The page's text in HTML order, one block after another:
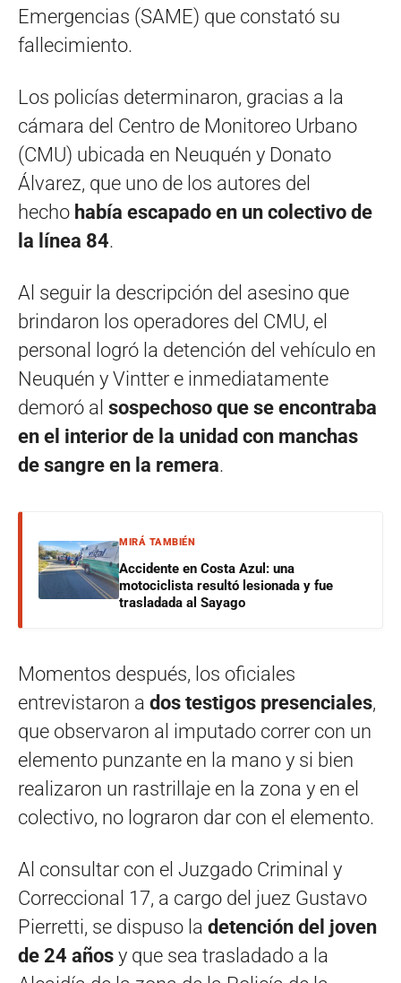
Emergencias (SAME) que constató su
fallecimiento.
Los policías determinaron, gracias a la
cámara del Centro de Monitoreo Urbano
(CMU) ubicada en Neuquén y Donato
Álvarez, que uno de los autores del
hecho había escapado en un colectivo de
la línea 84.
Al seguir la descripción del asesino que
brindaron los operadores del CMU, el
personal logró la detención del vehículo en
Neuquén y Vintter e inmediatamente
demoró al sospechoso que se encontraba
en el interior de la unidad con manchas
de sangre en la remera.
MIRÁ TAMBIÉN
Accidente en Costa Azul: una
motociclista resultó lesionada y fue
trasladada al Sayago
Momentos después, los oficiales
entrevistaron a dos testigos presenciales,
que observaron al imputado correr con un
elemento punzante en la mano y si bien
realizaron un rastrillaje en la zona y en el
colectivo, no lograron dar con el elemento.
Al consultar con el Juzgado Criminal y
Correccional 17, a cargo del juez Gustavo
Pierretti, se dispuso la detención del joven
de 24 años y que sea trasladado a la